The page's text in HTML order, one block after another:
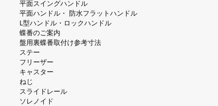
平⾯スイングハンドル
平⾯ハンドル・ 防⽔フラットハンドル
L型ハンドル・ロックハンドル
蝶番のご案内
盤⽤裏蝶番取付け参考⼨法
ステー
フリーザー
キャスター
ねじ
スライドレール
ソレノイド